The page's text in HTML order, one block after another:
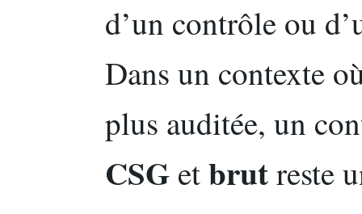
d’un contrôle ou
Dans un contexte
plus auditée, un
CSG etbrutreste